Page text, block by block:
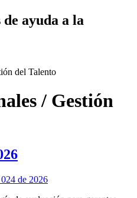
ayuda a la
del Talento
/ Gestión
de 2026